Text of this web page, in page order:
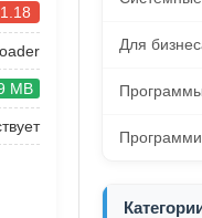
MB
Для